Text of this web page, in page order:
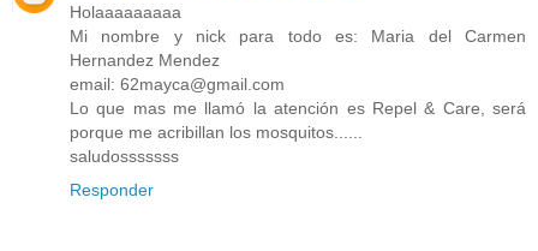
Holaaaaaaaaa
Mi nombre y nick para todo es: Maria del Carmen
Hernandez Mendez
email: 62mayca@gmail.com
Lo que mas me llamó la atención es Repel & Care, será
porque me acribillan los mosquitos......
saludosssssss
Responder